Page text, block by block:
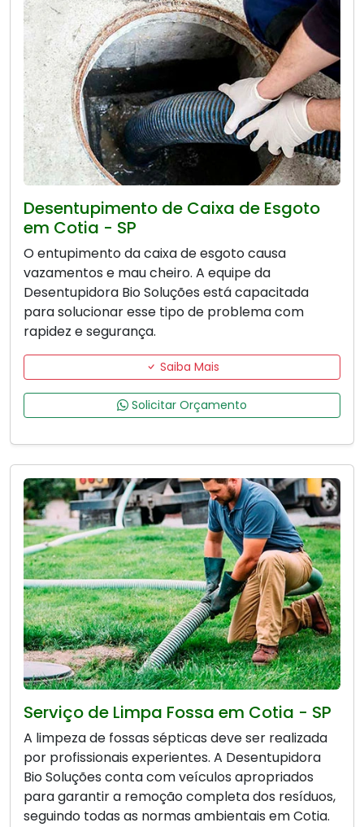
Desentupimento de Caixa de Esgoto
em Cotia - SP
O entupimento da caixa de esgoto causa
vazamentos e mau cheiro. A equipe da
Desentupidora Bio Soluções está capacitada
para solucionar esse tipo de problema com
rapidez e segurança.
Saiba Mais
Solicitar Orçamento
Serviço de Limpa Fossa em Cotia - SP
A limpeza de fossas sépticas deve ser realizada
por profissionais experientes. A Desentupidora
Bio Soluções conta com veículos apropriados
para garantir a remoção completa dos resíduos,
seguindo todas as normas ambientais em Cotia.